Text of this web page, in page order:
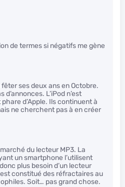
de termes si négatifs me gène
ses deux ans en Octobre.
L’iPod n’est
d’Apple. Ils continuent à
ne cherchent pas à en créer
du lecteur MP3. La
un smartphone l’utilisent
plus besoin d’un lecteur
constitué des réfractaires au
Soit… pas grand chose.